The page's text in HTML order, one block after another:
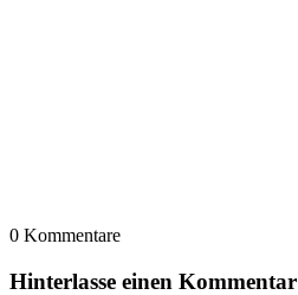
0 Kommentare
Hinterlasse einen Kommentar